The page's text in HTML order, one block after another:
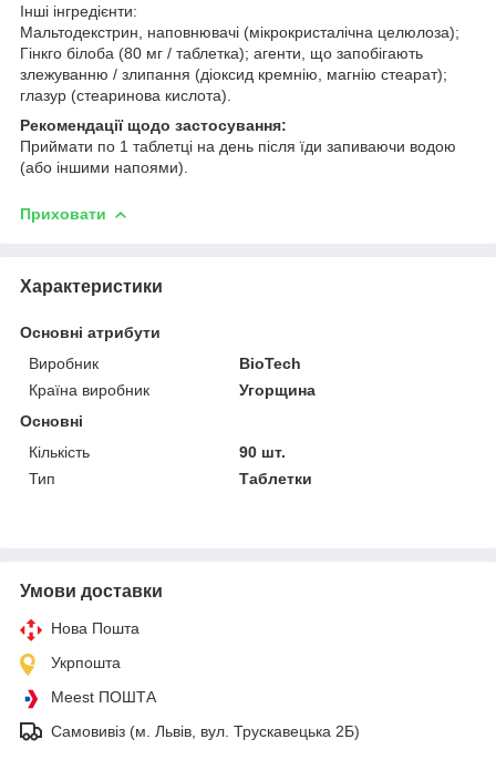
Інші інгредієнти:
Мальтодекстрин, наповнювачі (мікрокристалічна целюлоза);
Гінкго білоба (80 мг / таблетка); агенти, що запобігають
злежуванню / злипання (діоксид кремнію, магнію стеарат);
глазур (стеаринова кислота).
Рекомендації щодо застосування:
Приймати по 1 таблетці на день після їди запиваючи водою
(або іншими напоями).
Приховати
Характеристики
Основні атрибути
Виробник
BioTech
Країна виробник
Угорщина
Основні
Кількість
90 шт.
Тип
Таблетки
Умови доставки
Нова Пошта
Укрпошта
Meest ПОШТА
Самовивіз (м. Львів, вул. Трускавецька 2Б)